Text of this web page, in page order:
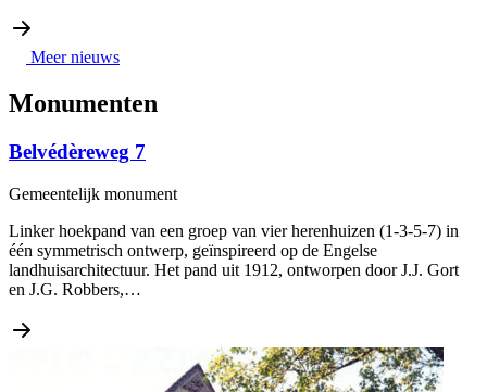
Meer nieuws
Monumenten
Belvédèreweg 7
Gemeentelijk monument
Linker hoekpand van een groep van vier herenhuizen (1-3-5-7) in
één symmetrisch ontwerp, geïnspireerd op de Engelse
landhuisarchitectuur. Het pand uit 1912, ontworpen door J.J. Gort
en J.G. Robbers,…